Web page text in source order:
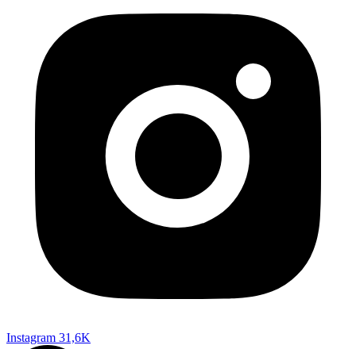
Instagram 31,6K